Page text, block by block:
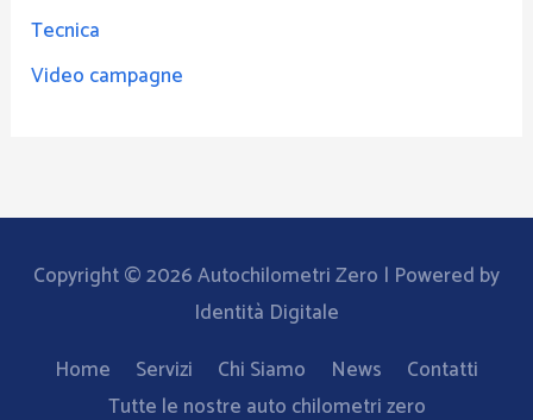
Tecnica
Video campagne
Copyright © 2026Autochilometri Zero | Powered by
Identità Digitale
Home
Servizi Chi Siamo News
Contatti
Tutte le nostre auto chilometri zero